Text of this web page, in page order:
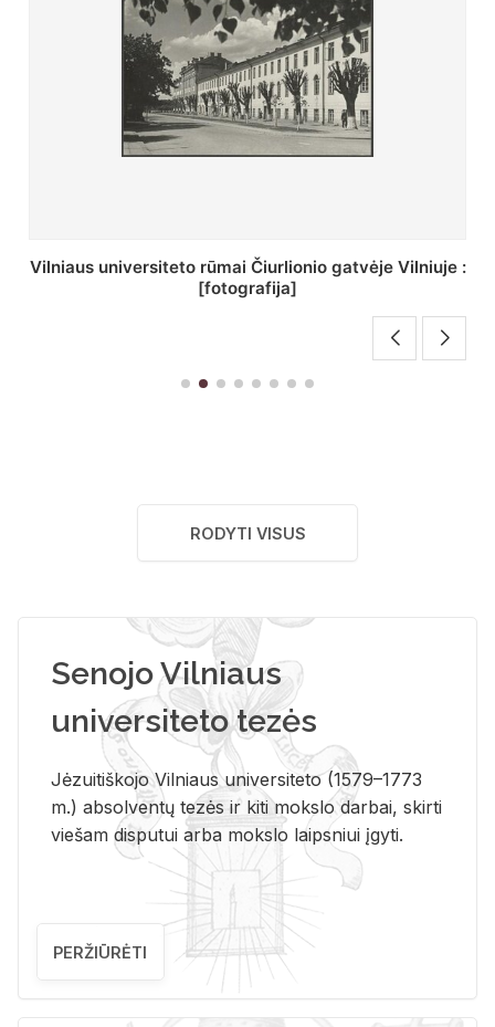
St. Batoro universiteto J. Pilsudskio kolegija :
[fotografija]
RODYTI VISUS
Senojo Vilniaus
universiteto tezės
Jėzuitiškojo Vilniaus universiteto (1579–1773
m.) absolventų tezės ir kiti mokslo darbai, skirti
viešam disputui arba mokslo laipsniui įgyti.
PERŽIŪRĖTI